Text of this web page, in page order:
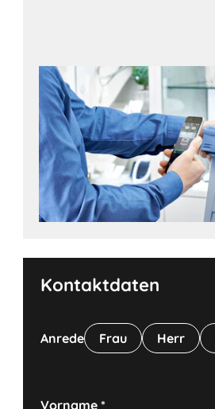
Kontaktdaten
Anrede Frau Herr
Vorname*